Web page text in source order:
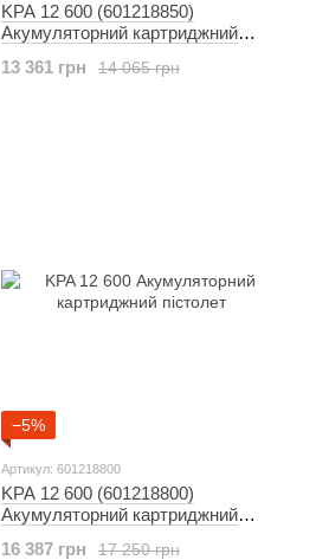
KPA 12 600 (601218850)
Акумуляторний картриджний
14 065 грн
13 361 грн
−5%
Артикул: 601218800
KPA 12 600 (601218800)
Акумуляторний картриджний
17 250 грн
16 387 грн